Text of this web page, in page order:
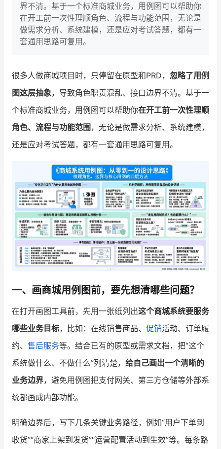
界不清。基于一个标准商城业务，用例图可以帮助你
在开工前一次性理顺角色、流程与功能范围，无论是
做需求分析、系统建模，还是应对考试答题，都有一
套通用思路可复用。
很多人做商城项目时，只停留在原型和PRD， 忽略了用例
图这层抽象，导致角色职责混乱、接口边界不清。基于一
个标准商城业务，用例图可以帮助你在开工前一次性理顺
角色、流程与功能范围 ，无论是做需求分析、系统建模，
还是应对考试答题，都有一套通用思路可复用。
一、画商城用例图前，要先想清哪些问题？
在打开画图工具前，先用一张纸列出这个商城系统要服务
哪些业务目标，比如：在线销售商品、 促销活动、订单履
约、 售后服务等。结合已有的原型或需求文档，把“这个
系统做什么、不做什么”列清楚， 给自己画出一个清晰的
业务边界，避免用例图把支付网关、第三方仓储等外部系
统都画成内部功能。
明确边界后，写下几条关键业务路径，例如“用户下单到
收货”“商家上架到发货”“运营配置活动到生效”等。每条路